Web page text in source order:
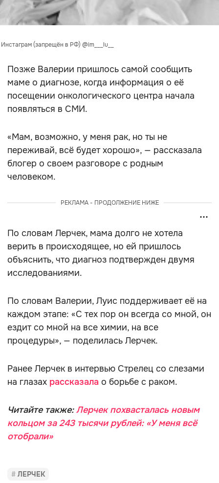
(запрещён в РФ) @im___lu__
Позже Валерии пришлось самой сообщить
маме о диагнозе, когда информация о её
посещении онкологического центра начала
появляться в СМИ.
«Мам, возможно, у меня рак, но ты не
переживай, всё будет хорошо», — рассказала
блогер о своем разговоре с родным
человеком.
РЕКЛАМА - ПРОДОЛЖЕНИЕ НИЖЕ
По словам Лерчек, мама долго не хотела
верить в происходящее, но ей пришлось
объяснить, что диагноз подтвержден двумя
исследованиями.
По словам Валерии, Луис поддерживает её на
каждом этапе: «С тех пор он всегда со мной, он
ездит со мной на все химии, на все
процедуры», — поделилась Лерчек.
Ранее Лерчек в интервью Стрелец со слезами
на глазах рассказала о борьбе с раком.
Читайте также:Лерчек похвасталась новым
кольцом за 243 тысячи рублей: «У меня всё
отобрали»
ЛЕРЧЕК